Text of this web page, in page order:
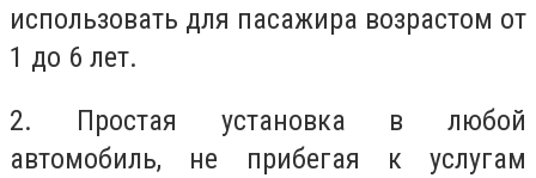
использовать для пасажира возрастом от
1 до 6 лет.
2. Простая установка в любой
автомобиль, не прибегая к услугам